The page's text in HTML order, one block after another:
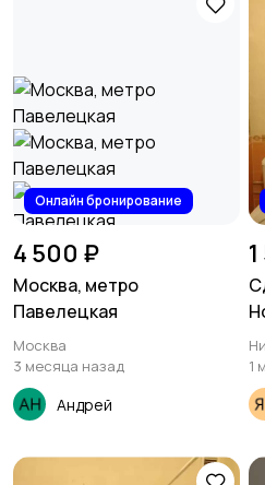
Онлайн бронирование
4 500 ₽
Москва, метро
Павелецкая
Москва
3 месяца назад
Андрей
1